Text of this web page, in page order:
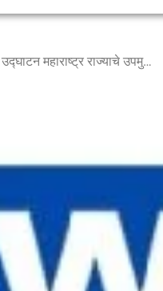
ओम साई इव्हेंट मॅनेजमेंट कंपनी चे उद्घाटन महाराष्ट्र राज्याचे उपमुख्यमंत्री अजित पवार यांच्या हस्ते संपन्न